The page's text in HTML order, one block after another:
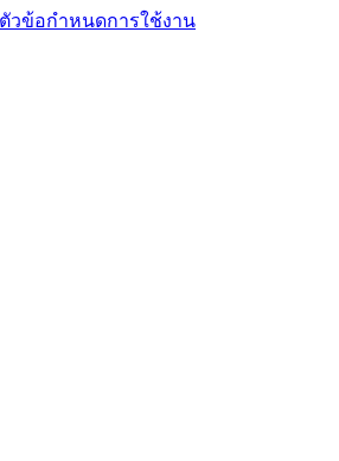
วข้อกำหนดการใช้งาน